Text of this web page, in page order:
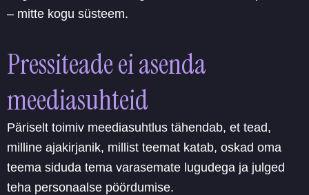
– mitte kogu süsteem.
Pressiteade ei asenda
meediasuhteid
Päriselt toimiv meediasuhtlus tähendab, et tead,
milline ajakirjanik, millist teemat katab, oskad oma
teema siduda tema varasemate lugudega ja julged
teha personaalse pöördumise.